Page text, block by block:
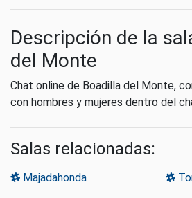
Descripción de la
del Monte
Chat online de Boadilla del Monte,
con hombres y mujeres dentro del
Salas relacionadas:
Majadahonda